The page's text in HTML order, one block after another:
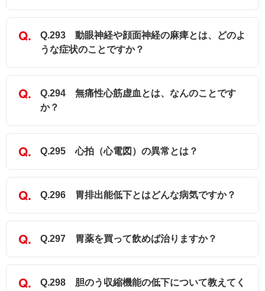
Q.293 動眼神経や顔面神経の麻痺とは、どのよ
うな症状のことですか？
Q.294 無痛性心筋虚血とは、なんのことです
か？
Q.295 心拍（心電図）の異常とは？
Q.296 胃排出能低下とはどんな病気ですか？
Q.297 胃薬を買って飲めば治りますか？
Q.298 胆のう収縮機能の低下について教えてく